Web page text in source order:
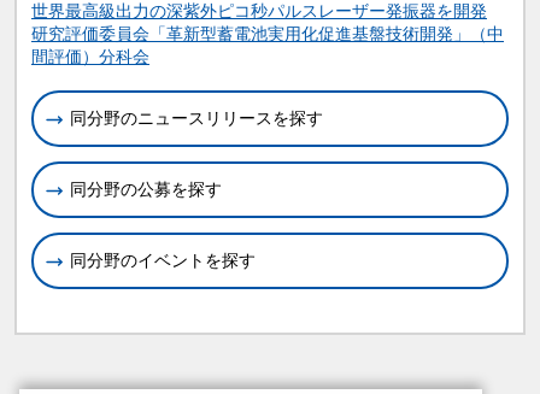
世界最高級出力の深紫外ピコ秒パルスレーザー発振器を開発
研究評価委員会「革新型蓄電池実用化促進基盤技術開発」（中
間評価）分科会
同分野のニュースリリースを探す
同分野の公募を探す
同分野のイベントを探す